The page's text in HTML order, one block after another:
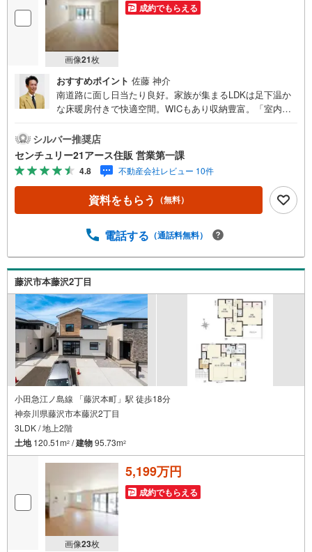
を
マ
す
る
画像21枚
成約でもらえる
おすすめポイント 佐藤 神介
南道路に面し日当たり良好。家族が集まるLDKは足下温か
な床暖房付きで快適空間。WICもあり収納豊富。「室内・
ムーズになります。【センチュリー21アース住販のポイン
ト】◆センチュリオン獲得店舗◆全国約970店舗あるセンチ
ュリー21のお店。その中でも、アメリカ本部が設ける一定
基準を満たした、上位4％しか受賞できない賞。それが「セ
ンチュリオン」です。弊社はそのセンチュリオンを2002年
から欠かすことなく取り続けております。◆住宅ローン相
入の際に実際かかる諸費用の概算も行っております。人生
のアドバイスをさせて頂きます。◆優遇金利にこだわる◆
大きな金額を長期間で返済する住宅ローンは優遇金利が0.
1％変わるだけで、支払い総額に大きな変化が生じます。取
引の多い弊社は金融機関の特色、傾向、トレンドを熟知し
ておりますので、お客様のニーズにあった金融機関をご紹
介させて頂きます。
シルバー推奨店
センチュリー21アース住販 営業第一課
4.8 不動産会社レビュー 10件
資料をもらう （無料）
電話する （通話料無料）
藤沢市本藤沢2丁目
小田急江ノ島線 「藤沢本町」駅 徒歩18分
神奈川県藤沢市本藤沢2丁目
3LDK / 地上2階
土地120.51m2 /建物95.73m2
画像23枚
5,199万円
成約でもらえる